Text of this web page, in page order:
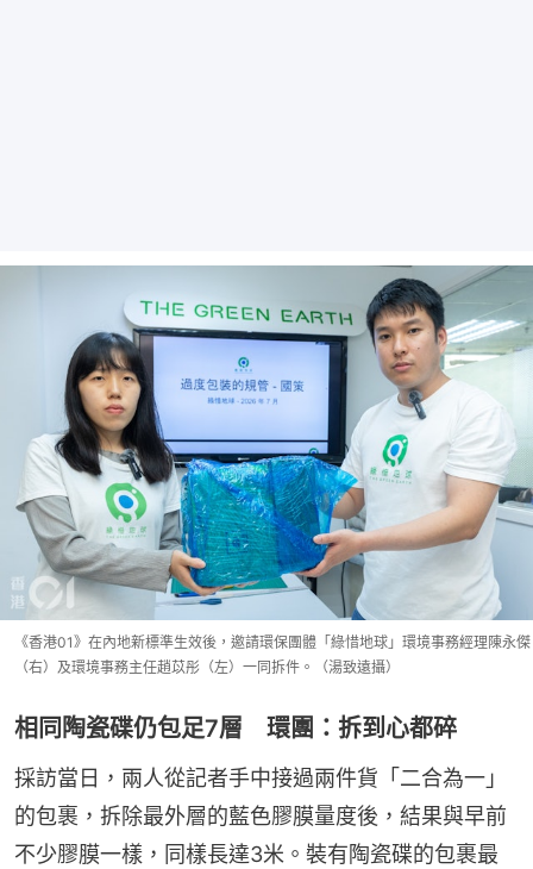
《香港01》在內地新標準生效後，邀請環保團體「綠惜地球」環境事務經理陳永傑
（右）及環境事務主任趙苡彤（左）一同拆件。（湯致遠攝）
相同陶瓷碟仍包足7層 環團：拆到心都碎
採訪當日，兩人從記者手中接過兩件貨「二合為一」
的包裹，拆除最外層的藍色膠膜量度後，結果與早前
不少膠膜一樣，同樣長達3米。裝有陶瓷碟的包裹最